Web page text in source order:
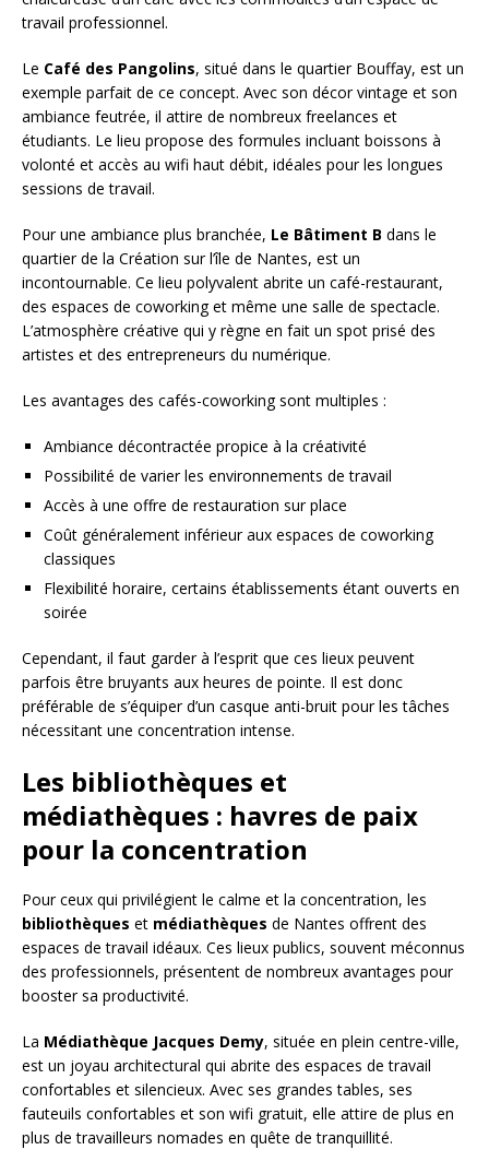
travail professionnel.
Le Café des Pangolins, situé dans le quartier Bouffay, est un
exemple parfait de ce concept. Avec son décor vintage et son
ambiance feutrée, il attire de nombreux freelances et
étudiants. Le lieu propose des formules incluant boissons à
volonté et accès au wifi haut débit, idéales pour les longues
sessions de travail.
Pour une ambiance plus branchée, Le Bâtiment B dans le
quartier de la Création sur l’île de Nantes, est un
incontournable. Ce lieu polyvalent abrite un café-restaurant,
des espaces de coworking et même une salle de spectacle.
L’atmosphère créative qui y règne en fait un spot prisé des
artistes et des entrepreneurs du numérique.
Les avantages des cafés-coworking sont multiples :
Ambiance décontractée propice à la créativité
Possibilité de varier les environnements de travail
Accès à une offre de restauration sur place
Coût généralement inférieur aux espaces de coworking
classiques
Flexibilité horaire, certains établissements étant ouverts en
soirée
Cependant, il faut garder à l’esprit que ces lieux peuvent
parfois être bruyants aux heures de pointe. Il est donc
préférable de s’équiper d’un casque anti-bruit pour les tâches
nécessitant une concentration intense.
Les bibliothèques et
médiathèques : havres de paix
pour la concentration
Pour ceux qui privilégient le calme et la concentration, les
bibliothèques et médiathèques de Nantes offrent des
espaces de travail idéaux. Ces lieux publics, souvent méconnus
des professionnels, présentent de nombreux avantages pour
booster sa productivité.
La Médiathèque Jacques Demy, située en plein centre-ville,
est un joyau architectural qui abrite des espaces de travail
confortables et silencieux. Avec ses grandes tables, ses
fauteuils confortables et son wifi gratuit, elle attire de plus en
plus de travailleurs nomades en quête de tranquillité.